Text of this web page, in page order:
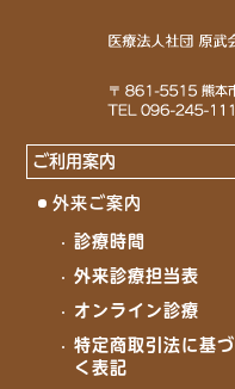
ご利用案内
外来ご案内
診療時間
外来診療担当表
オンライン診療
特定商取引法に基づ
く表記